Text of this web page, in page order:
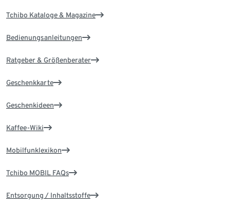
Tchibo Kataloge & Magazine
Bedienungsanleitungen
Ratgeber & Größenberater
Geschenkkarte
Geschenkideen
Kaffee-Wiki
Mobilfunklexikon
Tchibo MOBIL FAQs
Entsorgung / Inhaltsstoffe